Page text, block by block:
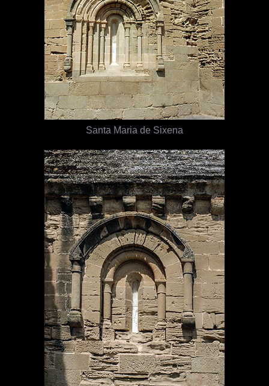
Santa Maria de Sixena